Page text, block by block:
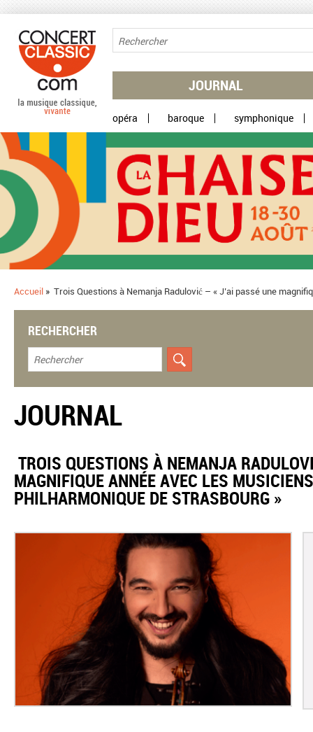
JOURNAL
opéra baroque symphonique
Accueil » Trois Questions à Nemanja Radulović – « J’ai passé une
RECHERCHER
JOURNAL
TROIS QUESTIONS À NEMANJA
MAGNIFIQUE ANNÉE AVEC LES
PHILHARMONIQUE DE STRASBOURG »